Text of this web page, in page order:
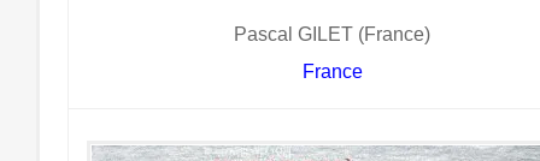
Pascal GILET (France)
France